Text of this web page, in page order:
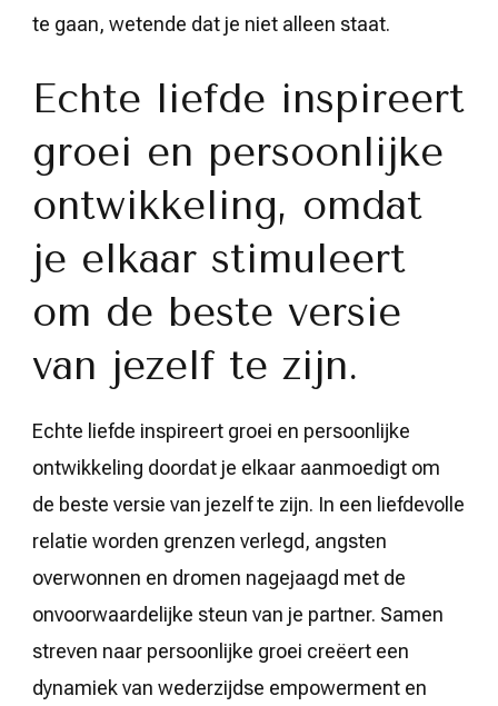
te gaan, wetende dat je niet alleen staat.
Echte liefde inspireert
groei en persoonlijke
ontwikkeling, omdat
je elkaar stimuleert
om de beste versie
van jezelf te zijn.
Echte liefde inspireert groei en persoonlijke
ontwikkeling doordat je elkaar aanmoedigt om
de beste versie van jezelf te zijn. In een liefdevolle
relatie worden grenzen verlegd, angsten
overwonnen en dromen nagejaagd met de
onvoorwaardelijke steun van je partner. Samen
streven naar persoonlijke groei creëert een
dynamiek van wederzijdse empowerment en